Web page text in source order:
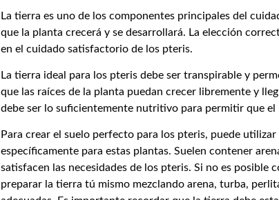
La tierra es uno de los componentes principales del
que la planta crecerá y se desarrollará. La elección
en el cuidado satisfactorio de los pteris.
La tierra ideal para los pteris debe ser transpirable y
que las raíces de la planta puedan crecer libremente y
debe ser lo suficientemente nutritivo para permitir que el
Para crear el suelo perfecto para los pteris, puede
específicamente para estas plantas. Suelen contener
satisfacen las necesidades de los pteris. Si no es posible
preparar la tierra tú mismo mezclando arena, turba,